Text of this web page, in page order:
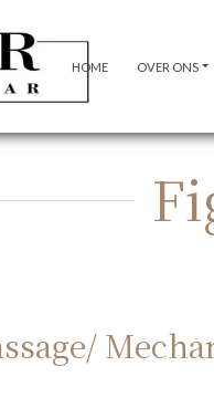
HOME OVER ONS